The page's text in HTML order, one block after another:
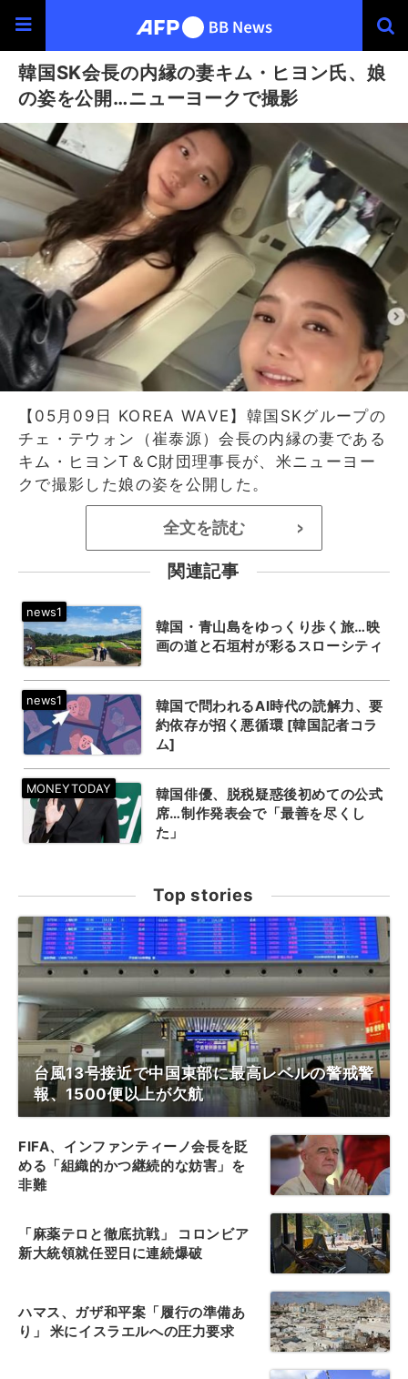
韓国SK会長の内縁の妻キム・ヒヨン氏、娘
の姿を公開…ニューヨークで撮影
【05月09日 KOREA WAVE】韓国SKグループの
チェ・テウォン（崔泰源）会長の内縁の妻である
キム・ヒヨンT＆C財団理事長が、米ニューヨー
クで撮影した娘の姿を公開した。
全文を読む >
関連記事
韓国・青山島をゆっくり歩く旅…映
画の道と石垣村が彩るスローシティ
韓国で問われるAI時代の読解力、要
約依存が招く悪循環 [韓国記者コラ
ム]
韓国俳優、脱税疑惑後初めての公式
席…制作発表会で「最善を尽くし
た」
Top stories
台風13号接近で中国東部に最高レベルの警戒警
報、1500便以上が欠航
FIFA、インファンティーノ会長を貶
める「組織的かつ継続的な妨害」を
非難
「麻薬テロと徹底抗戦」 コロンビア
新大統領就任翌日に連続爆破
ハマス、ガザ和平案「履行の準備あ
り」 米にイスラエルへの圧力要求